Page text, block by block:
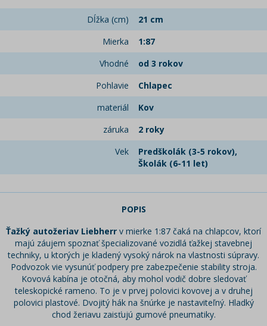
Dĺžka (cm)
21 cm
Mierka
1:87
Vhodné
od 3 rokov
Pohlavie
Chlapec
materiál
Kov
záruka
2 roky
Vek
Predškolák (3-5 rokov),
Školák (6-11 let)
POPIS
Ťažký autožeriav Liebherr v mierke 1:87 čaká na chlapcov, ktorí
majú záujem spoznať špecializované vozidlá ťažkej stavebnej
techniky, u ktorých je kladený vysoký nárok na vlastnosti súpravy.
Podvozok vie vysunúť podpery pre zabezpečenie stability stroja.
Kovová kabína je otočná, aby mohol vodič dobre sledovať
teleskopické rameno. To je v prvej polovici kovovej a v druhej
polovici plastové. Dvojitý hák na šnúrke je nastaviteľný. Hladký
chod žeriavu zaisťujú gumové pneumatiky.